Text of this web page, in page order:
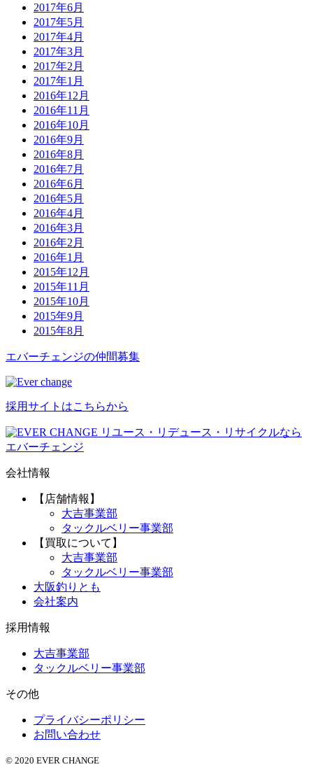
2017年6月
2017年5月
2017年4月
2017年3月
2017年2月
2017年1月
2016年12月
2016年11月
2016年10月
2016年9月
2016年8月
2016年7月
2016年6月
2016年5月
2016年4月
2016年3月
2016年2月
2016年1月
2015年12月
2015年11月
2015年10月
2015年9月
2015年8月
エバーチ ェ ンジの仲間募集
採用サイトはこちらから
リユース・リデュース・リサイクルなら
エバーチェンジ
会社情報
【店舗情報】
大吉事業部
タックルベリー事業部
【買取について】
大吉事業部
タックルベリー事業部
大阪釣りとも
会社案内
採用情報
大吉事業部
タックルベリー事業部
その他
プライバシーポリシー
お問い合わせ
© 2020 EVER CHANGE